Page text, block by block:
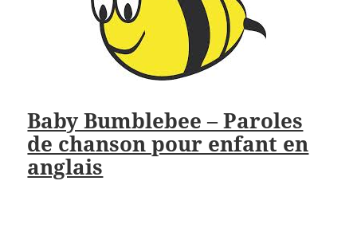
Baby Bumblebee – Paroles
de chanson pour enfant en
anglais